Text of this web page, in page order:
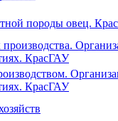
породы овец.
КрасГАУ
КрасГАУ